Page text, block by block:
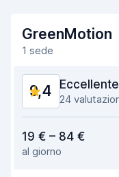
GreenMotion
1 sede
9,4 Eccellente
24
Facile da trovare
19 € – 84 €
al giorno